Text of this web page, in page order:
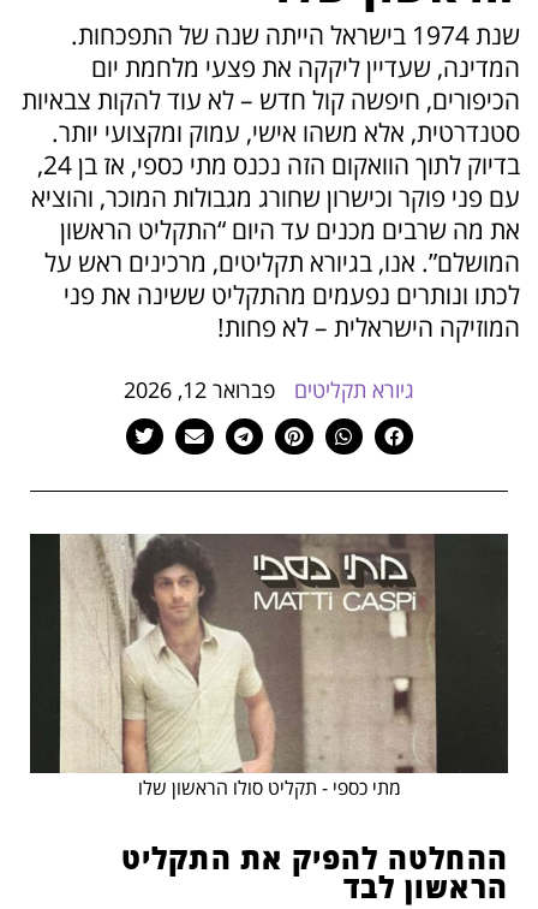
הוסף קו תחתון לקישורים
font_download סמן קישורים
לאפס
את
כל
האפשרויות
cached
שנת 1974 בישראל הייתה שנה של התפכחות.
המדינה, שעדיין ליקקה את פצעי מלחמת יום
הכיפורים, חיפשה קול חדש – לא עוד להקות צבאיות
סטנדרטית, אלא משהו אישי, עמוק ומקצועי יותר.
בדיוק לתוך הוואקום הזה נכנס מתי כספי, אז בן 24,
עם פני פוקר וכישרון שחורג מגבולות המוכר, והוציא
את מה שרבים מכנים עד היום “התקליט הראשון
המושלם”. אנו, בגיורא תקליטים, מרכינים ראש על
לכתו ונותרים נפעמים מהתקליט ששינה את פני
המוזיקה הישראלית – לא פחות!
גיורא תקליטים פברואר 12, 2026
מתי כספי - תקליט סולו הראשון שלו
ההחלטה להפיק את התקליט
הראשון לבד